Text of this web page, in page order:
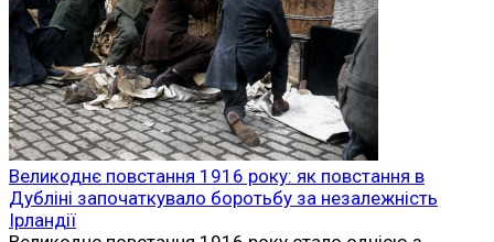
Великоднє повстання 1916 року: як повстання в
Дубліні започаткувало боротьбу за незалежність
Ірландії